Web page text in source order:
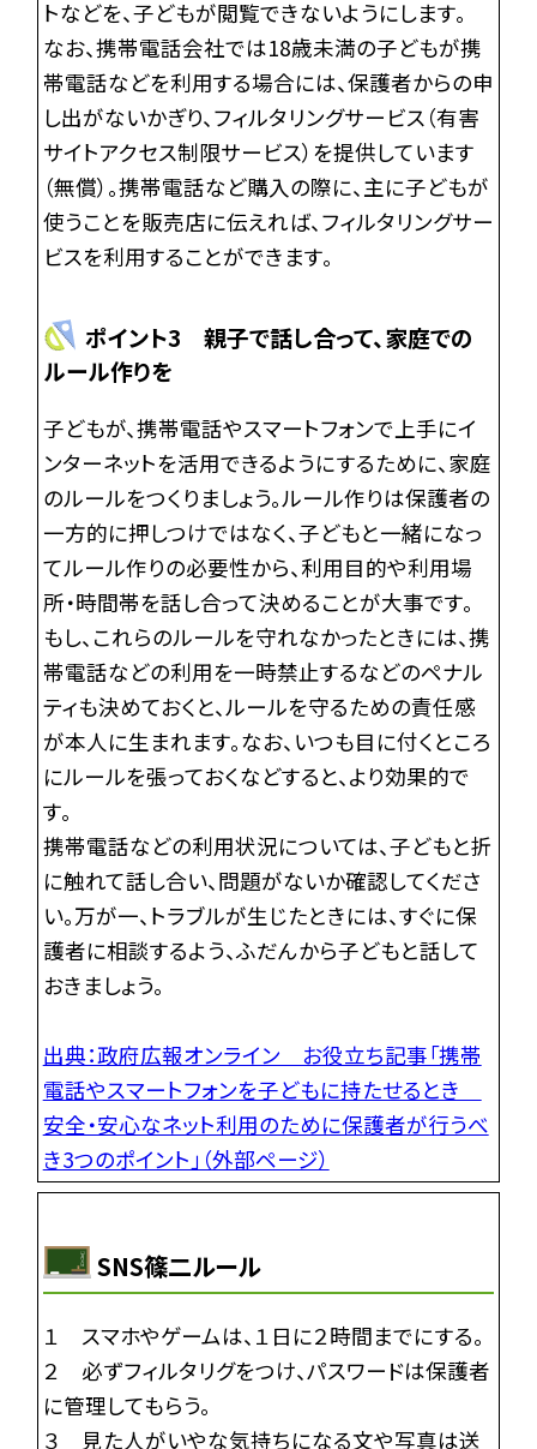
トなどを、子どもが閲覧できないようにします。
なお、携帯電話会社では18歳未満の子どもが携
帯電話などを利用する場合には、保護者からの申
し出がないかぎり、フィルタリングサービス（有害
サイトアクセス制限サービス）を提供しています
（無償）。携帯電話など購入の際に、主に子どもが
使うことを販売店に伝えれば、フィルタリングサー
ビスを利用することができます。
ポイント3 親子で話し合って、家庭での
ルール作りを
子どもが、携帯電話やスマートフォンで上手にイ
ンターネットを活用できるようにするために、家庭
のルールをつくりましょう。ルール作りは保護者の
一方的に押しつけではなく、子どもと一緒になっ
てルール作りの必要性から、利用目的や利用場
所・時間帯を話し合って決めることが大事です。
もし、これらのルールを守れなかったときには、携
帯電話などの利用を一時禁止するなどのペナル
ティも決めておくと、ルールを守るための責任感
が本人に生まれます。なお、いつも目に付くところ
にルールを張っておくなどすると、より効果的で
す。
携帯電話などの利用状況については、子どもと折
に触れて話し合い、問題がないか確認してくださ
い。万が一、トラブルが生じたときには、すぐに保
護者に相談するよう、ふだんから子どもと話して
おきましょう。
出典：政府広報オンライン お役立ち記事「携帯
電話やスマートフォンを子どもに持たせるとき
安全・安心なネット利用のために保護者が行うべ
き3つのポイント」（外部ページ）
SNS篠二ルール
１ スマホやゲームは、１日に２時間までにする。
２ 必ずフィルタリグをつけ、パスワードは保護者
に管理してもらう。
３ 見た人がいやな気持ちになる文や写真は送